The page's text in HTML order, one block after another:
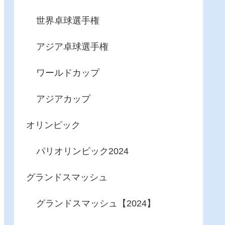
世界卓球選手権
アジア卓球選手権
ワールドカップ
アジアカップ
オリンピック
パリオリンピック2024
グランドスマッシュ
グランドスマッシュ【2024】